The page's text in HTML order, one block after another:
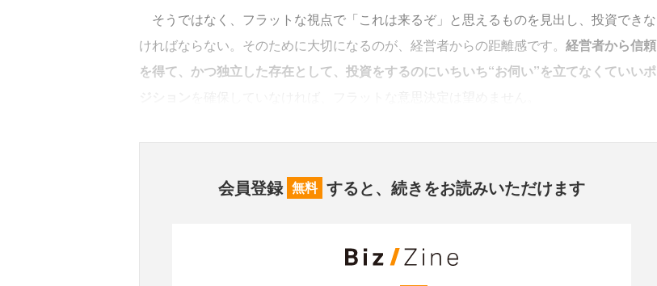
そうではなく、フラットな視点で「これは来るぞ」と思えるものを見出し、投資できな
ければならない。そのために大切になるのが、経営者からの距離感です。 経営者から信頼
を得て、かつ独立した存在として、投資をするのにいちいち“お伺い”を立てなくていいポ
会員登録 無料 すると、続きをお読みいただけます